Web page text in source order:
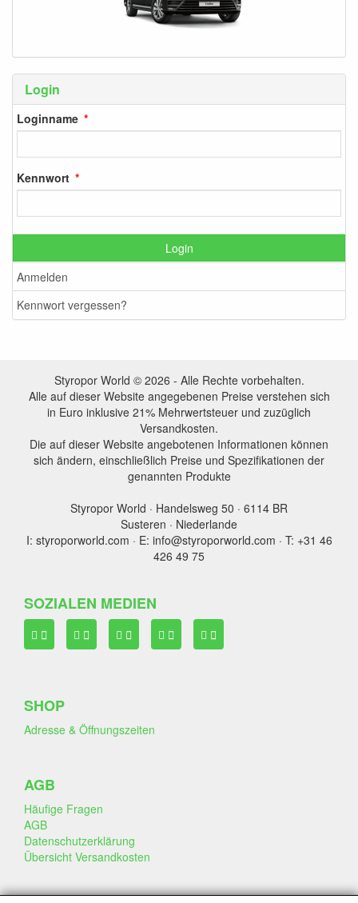
Login
Loginname
Kennwort
Login
Anmelden
Kennwort vergessen?
Styropor World © 2026 - Alle Rechte vorbehalten.
Alle auf dieser Website angegebenen Preise verstehen sich
in Euro inklusive 21% Mehrwertsteuer und zuzüglich
Versandkosten.
Die auf dieser Website angebotenen Informationen können
sich ändern, einschließlich Preise und Spezifikationen der
genannten Produkte
Styropor World · Handelsweg 50 · 6114 BR
Susteren · Niederlande
I: styroporworld.com · E: info@styroporworld.com · T: +31 46
426 49 75
SOZIALEN MEDIEN
SHOP
Adresse & Öffnungszeiten
AGB
Häufige Fragen
AGB
Datenschutzerklärung
Übersicht Versandkosten